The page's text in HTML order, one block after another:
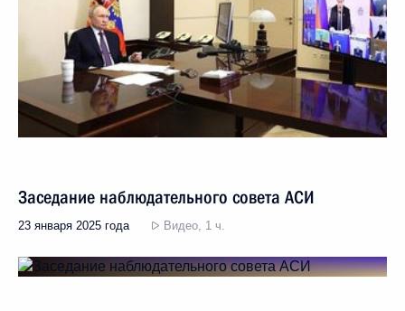
Заседание наблюдательного совета АСИ
23 января 2025 года Видео, 1 ч.